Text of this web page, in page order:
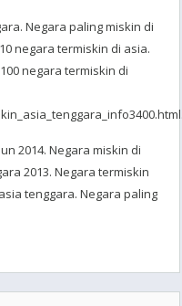
Negara paling miskin di
negara termiskin di asia.
negara termiskin di
2014. Negara miskin di
2013. Negara termiskin
tenggara. Negara paling